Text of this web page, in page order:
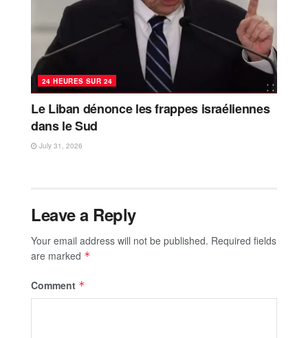
24 HEURES SUR 24
Le Liban dénonce les frappes israéliennes
dans le Sud
July 31, 2026
Leave a Reply
Your email address will not be published. Required fields
are marked *
Comment *